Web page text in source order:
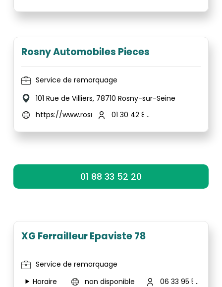
Rosny Automobiles Pieces
Service de remorquage
101 Rue de Villiers, 78710 Rosny-sur-Seine
https://www.rosnyautopieces.fr/
01 30 42 86 95
01 88 33 52 20
XG Ferrailleur Epaviste 78
Service de remorquage
Horaire
non disponible 06 33 95 55 63